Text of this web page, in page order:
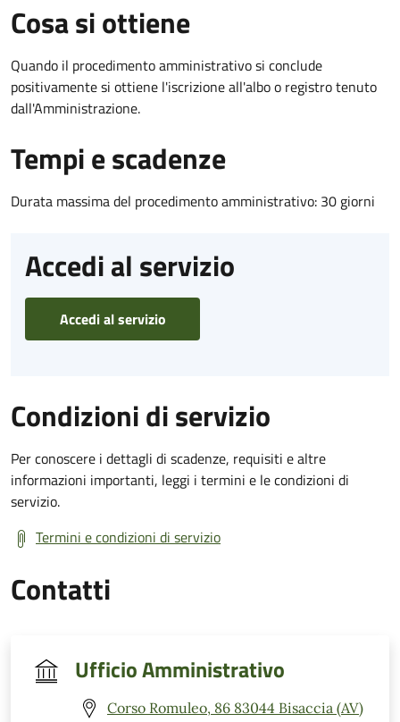
Cosa si ottiene
Quando il procedimento amministrativo si conclude
positivamente si ottiene l'iscrizione all'albo o registro tenuto
dall'Amministrazione.
Tempi e scadenze
Durata massima del procedimento amministrativo: 30 giorni
Accedi al servizio
Accedi al servizio
Condizioni di servizio
Per conoscere i dettagli di scadenze, requisiti e altre
informazioni importanti, leggi i termini e le condizioni di
servizio.
Termini e condizioni di servizio
Contatti
Ufficio Amministrativo
Corso Romuleo, 86 83044 Bisaccia (AV)